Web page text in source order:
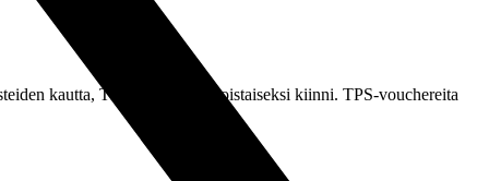
kautta, TPS-toimisto on toistaiseksi kiinni. TPS-vouchereita